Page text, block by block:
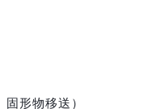
形物移送）